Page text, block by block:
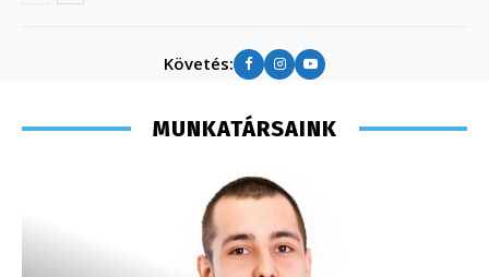
Követés:
MUNKATÁRSAINK